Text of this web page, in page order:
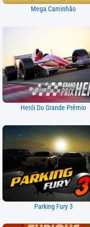
Mega Caminhão
Herói Do Grande Prêmio
Parking Fury 3